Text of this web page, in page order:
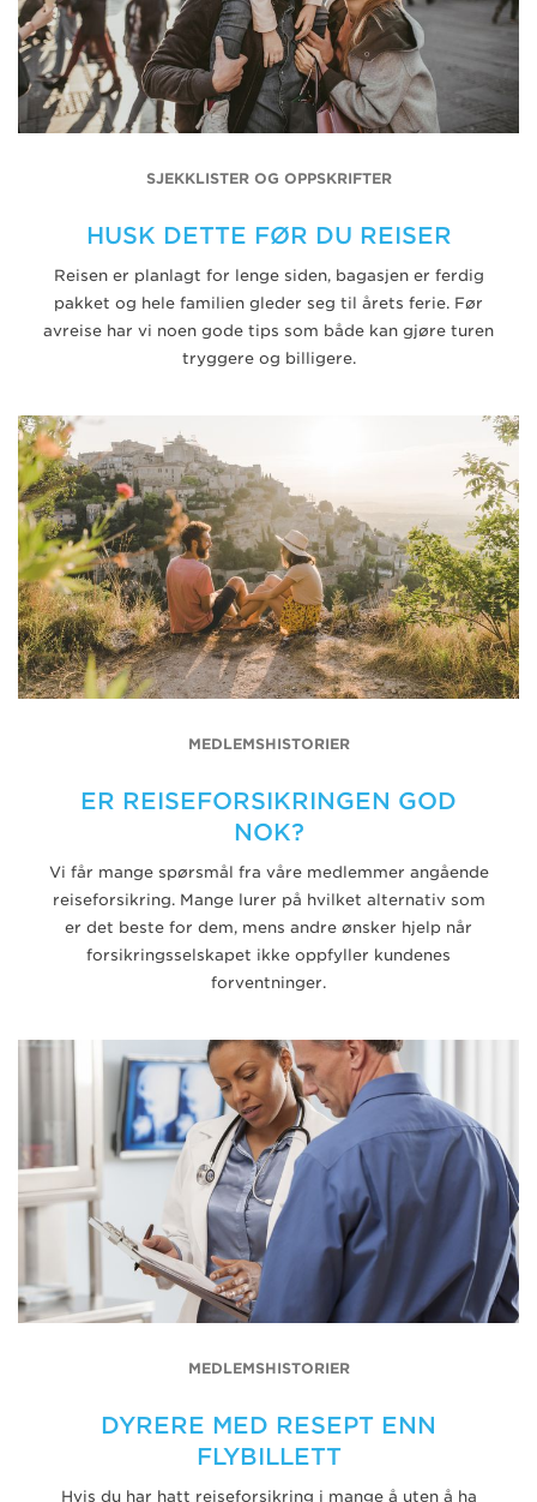
SJEKKLISTER OG OPPSKRIFTER
HUSK DETTE FØR DU REISER
Reisen er planlagt for lenge siden, bagasjen er ferdig
pakket og hele familien gleder seg til årets ferie. Før
avreise har vi noen gode tips som både kan gjøre turen
tryggere og billigere.
MEDLEMSHISTORIER
ER REISEFORSIKRINGEN GOD
NOK?
Vi får mange spørsmål fra våre medlemmer angående
reiseforsikring. Mange lurer på hvilket alternativ som
er det beste for dem, mens andre ønsker hjelp når
forsikringsselskapet ikke oppfyller kundenes
forventninger.
MEDLEMSHISTORIER
DYRERE MED RESEPT ENN
FLYBILLETT
Hvis du har hatt reiseforsikring i mange å uten å ha